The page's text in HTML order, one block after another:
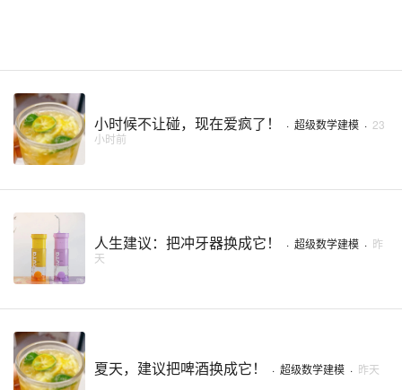
小时候不让碰，现在爱疯了！ · 超级数学建模 · 23
小时前
人生建议：把冲牙器换成它！ · 超级数学建模 · 昨
天
夏天，建议把啤酒换成它！ · 超级数学建模 · 昨天